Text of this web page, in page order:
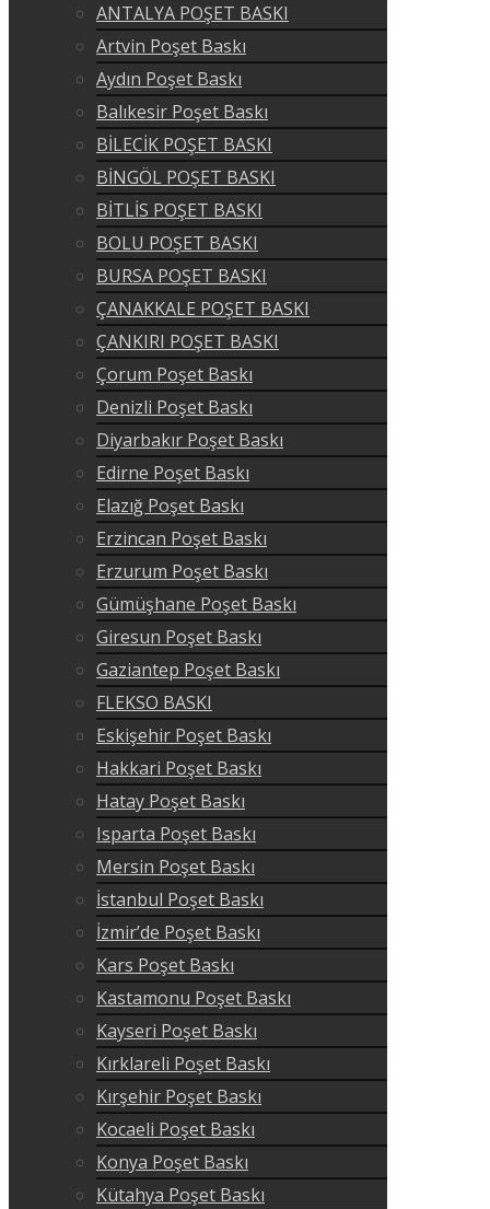
ANTALYA POŞET BASKI
Artvin Poşet Baskı
Aydın Poşet Baskı
Balıkesir Poşet Baskı
BİLECİK POŞET BASKI
BİNGÖL POŞET BASKI
BİTLİS POŞET BASKI
BOLU POŞET BASKI
BURSA POŞET BASKI
ÇANAKKALE POŞET BASKI
ÇANKIRI POŞET BASKI
Çorum Poşet Baskı
Denizli Poşet Baskı
Diyarbakır Poşet Baskı
Edirne Poşet Baskı
Elazığ Poşet Baskı
Erzincan Poşet Baskı
Erzurum Poşet Baskı
Gümüşhane Poşet Baskı
Giresun Poşet Baskı
Gaziantep Poşet Baskı
FLEKSO BASKI
Eskişehir Poşet Baskı
Hakkari Poşet Baskı
Hatay Poşet Baskı
Isparta Poşet Baskı
Mersin Poşet Baskı
İstanbul Poşet Baskı
İzmir’de Poşet Baskı
Kars Poşet Baskı
Kastamonu Poşet Baskı
Kayseri Poşet Baskı
Kırklareli Poşet Baskı
Kırşehir Poşet Baskı
Kocaeli Poşet Baskı
Konya Poşet Baskı
Kütahya Poşet Baskı